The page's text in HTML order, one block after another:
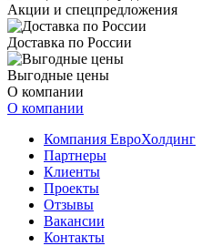
Акции и спецпредложения
Доставка по России
Выгодные цены
О компании
О компании
Компания ЕвроХолдинг
Партнеры
Клиенты
Проекты
Отзывы
Вакансии
Контакты